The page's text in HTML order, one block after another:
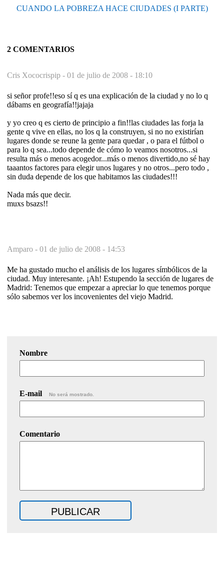
CUANDO LA POBREZA HACE CIUDADES (I PARTE)
2 COMENTARIOS
Cris Xococrispip - 01 de julio de 2008 - 18:10
si señor profe!!eso sí q es una explicación de la ciudad y no lo q
dábams en geografía!!jajaja
y yo creo q es cierto de principio a fin!!las ciudades las forja la
gente q vive en ellas, no los q la construyen, si no no existirían
lugares donde se reune la gente para quedar , o para el fútbol o
para lo q sea...todo depende de cómo lo veamos nosotros...si
resulta más o menos acogedor...más o menos divertido,no sé hay
taaantos factores para elegir unos lugares y no otros...pero todo ,
sin duda depende de los que habitamos las ciudades!!!
Nada más que decir.
muxs bsazs!!
Amparo - 01 de julio de 2008 - 14:53
Me ha gustado mucho el análisis de los lugares símbólicos de la
ciudad. Muy interesante. ¡Ah! Estupendo la sección de lugares de
Madrid: Tenemos que empezar a apreciar lo que tenemos porque
sólo sabemos ver los incovenientes del viejo Madrid.
Nombre
E-mail No será mostrado.
Comentario